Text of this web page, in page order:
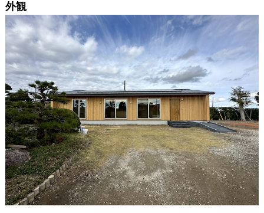
外観